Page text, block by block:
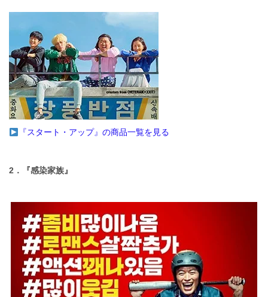
『スタート・アップ』の商品一覧を見る
2．『感染家族』